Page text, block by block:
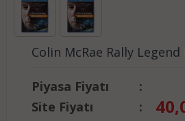
Colin McRae Rally Legend
Piyasa Fiyatı
:
Site Fiyatı
: